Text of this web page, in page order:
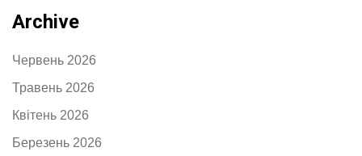
Archive
Червень 2026
Травень 2026
Квітень 2026
Березень 2026